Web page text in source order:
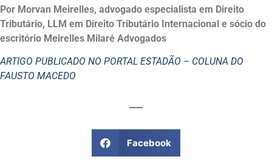
Por Morvan Meirelles, advogado especialista em Direito
Tributário, LLM em Direito Tributário Internacional e sócio do
escritório Meirelles Milaré Advogados
ARTIGO PUBLICADO NO PORTAL ESTADÃO – COLUNA DO
FAUSTO MACEDO
Facebook